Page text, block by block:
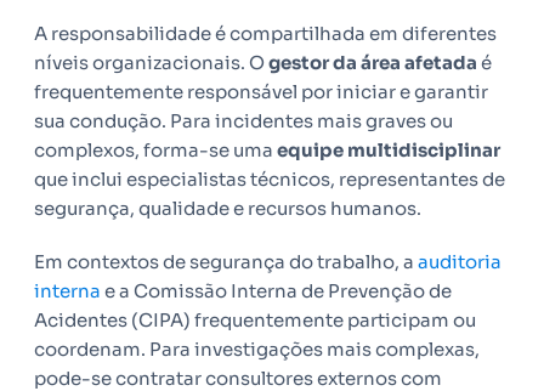
A responsabilidade é compartilhada em diferentes
níveis organizacionais. Ogestor da área afetada é
frequentemente responsável por iniciar e garantir
sua condução. Para incidentes mais graves ou
complexos, forma-se uma equipe multidisciplinar
que inclui especialistas técnicos, representantes de
segurança, qualidade e recursos humanos.
Em contextos de segurança do trabalho, a auditoria
interna e a Comissão Interna de Prevenção de
Acidentes (CIPA) frequentemente participam ou
coordenam. Para investigações mais complexas,
pode-se contratar consultores externos com